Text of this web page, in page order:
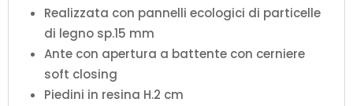
Realizzata con pannelli ecologici di particelle
di legno sp.15 mm
Ante con apertura a battente con cerniere
soft closing
Piedini in resina H.2 cm